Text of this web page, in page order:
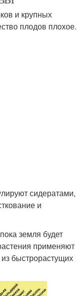
и крупных
плодов плохое.
сидератами,
и
земля будет
применяют
быстрорастущих